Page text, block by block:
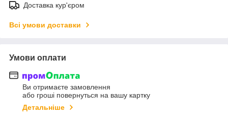
Доставка кур'єром
Всі умови доставки
Умови оплати
Ви отримаєте замовлення
або гроші повернуться на вашу картку
Детальніше